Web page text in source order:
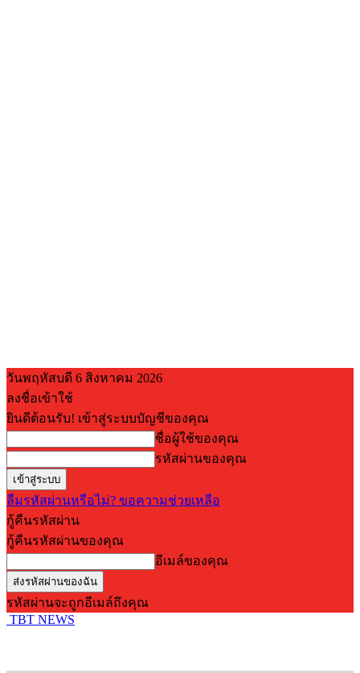
วันพฤหัสบดี 6 สิงหาคม 2026
ลงชื่อเข้าใช้
ยินดีต้อนรับ! เข้าสู่ระบบบัญชีของคุณ
ชื่อผู้ใช้ของคุณ
รหัสผ่านของคุณ
ลืมรหัสผ่านหรือไม่? ขอความช่วยเหลือ
กู้คืนรหัสผ่าน
กู้คืนรหัสผ่านของคุณ
อีเมล์ของคุณ
รหัสผ่านจะถูกอีเมล์ถึงคุณ
TBT NEWS